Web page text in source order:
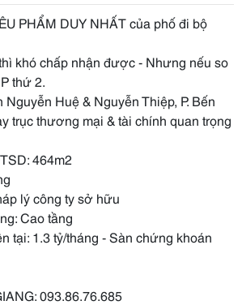
PHẨM DUY NHẤT của phố đi bộ
khó chấp nhận được - Nhưng nếu so
thứ 2.
Huệ & Nguyễn Thiệp, P. Bến
trục thương mại & tài chính quan trọng
464m2
lý công ty sở hữu
Cao tầng
tại: 1.3 tỷ/tháng - Sàn chứng khoán
093.86.76.685